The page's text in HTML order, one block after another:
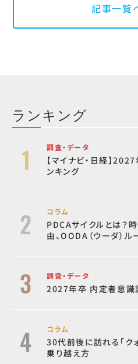
記事一覧
ランキング
調査・データ
【マイナビ・日経】
ンキング
コラム
PDCAサイクルとは？
由、OODA（ウーダ）
調査・データ
2027年卒 内定者意識
コラム
30代前後に訪れる「ク
乗り越え方